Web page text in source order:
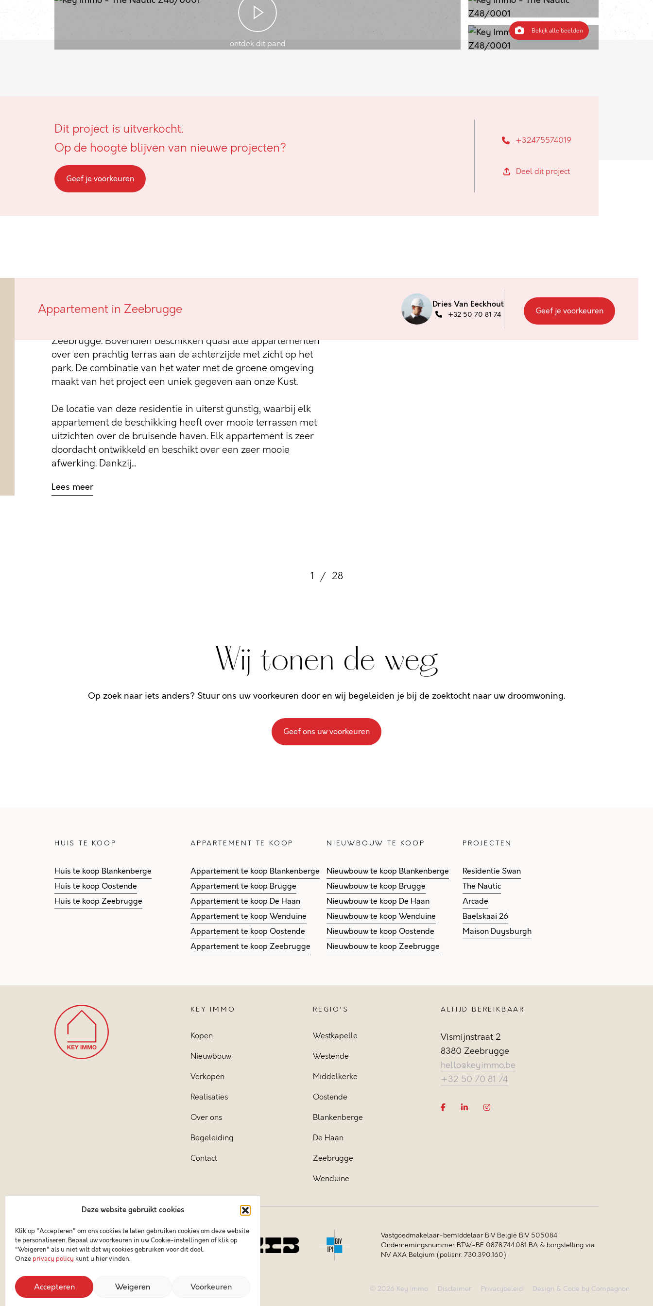
Deze website gebruikt cookies
Klik op "Accepteren" om ons cookies te laten gebruiken cookies om deze website
te personaliseren. Bepaal uw voorkeuren in uw Cookie-instellingen of klik op
"Weigeren" als u niet wilt dat wij cookies gebruiken voor dit doel.
Onze privacy policy kunt u hier vinden.
Accepteren Weigeren Voorkeuren
ontdek dit pand
Bekijk alle beelden
Dit project is uitverkocht.
Op de hoogte blijven van nieuwe projecten?
Geef je voorkeuren
+32475574019
Deel dit project
Appartement in Zeebrugge Dries Van Eeckhout
+32 50 70 81 74 Geef je voorkeuren
vissersboten te Zeebrugge, genaamd Z48 beschikt over 16
Zeebrugge. Bovendien beschikken quasi alle appartementen
over een prachtig terras aan de achterzijde met zicht op het
park. De combinatie van het water met de groene omgeving
maakt van het project een uniek gegeven aan onze Kust.
De locatie van deze residentie in uiterst gunstig, waarbij elk
appartement de beschikking heeft over mooie terrassen met
uitzichten over de bruisende haven. Elk appartement is zeer
doordacht ontwikkeld en beschikt over een zeer mooie
afwerking. Dankzij...
Lees meer
1 / 28
Wij tonen de weg
Op zoek naar iets anders? Stuur ons uw voorkeuren door en wij begeleiden je bij de zoektocht naar uw droomwoning.
Geef ons uw voorkeuren
HUIS TE KOOP
Huis te koop Blankenberge
Huis te koop Oostende
Huis te koop Zeebrugge
APPARTEMENT TE KOOP
Appartement te koop Blankenberge
Appartement te koop Brugge
Appartement te koop De Haan
Appartement te koop Wenduine
Appartement te koop Oostende
Appartement te koop Zeebrugge
NIEUWBOUW TE KOOP
Nieuwbouw te koop Blankenberge
Nieuwbouw te koop Brugge
Nieuwbouw te koop De Haan
Nieuwbouw te koop Wenduine
Nieuwbouw te koop Oostende
Nieuwbouw te koop Zeebrugge
PROJECTEN
Residentie Swan
The Nautic
Arcade
Baelskaai 26
Maison Duysburgh
KEY IMMO
Kopen
Nieuwbouw
Verkopen
Realisaties
Over ons
Begeleiding
Contact
REGIO'S
Westkapelle
Westende
Middelkerke
Oostende
Blankenberge
De Haan
Zeebrugge
Wenduine
ALTIJD BEREIKBAAR
Vismijnstraat 2
8380 Zeebrugge
hello@keyimmo.be
+32 50 70 81 74
Vastgoedmakelaar-bemiddelaar BIV België BIV 505084
Ondernemingsnummer BTW-BE 0878.744.081 BA & borgstelling via
NV AXA Belgium (polisnr. 730.390.160)
© 2026 Key Immo Disclaimer Privacybeleid Design & Code by Compagnon